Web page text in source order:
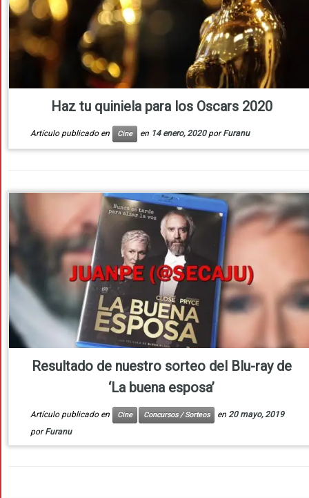
Haz tu quiniela para los Oscars 2020
Artículo publicado en Cine en 14 enero, 2020 porFuranu
Resultado de nuestro sorteo del Blu-ray de
‘La buena esposa’
Artículo publicado en Cine Concursos / Sorteos en 20 mayo, 2019
porFuranu